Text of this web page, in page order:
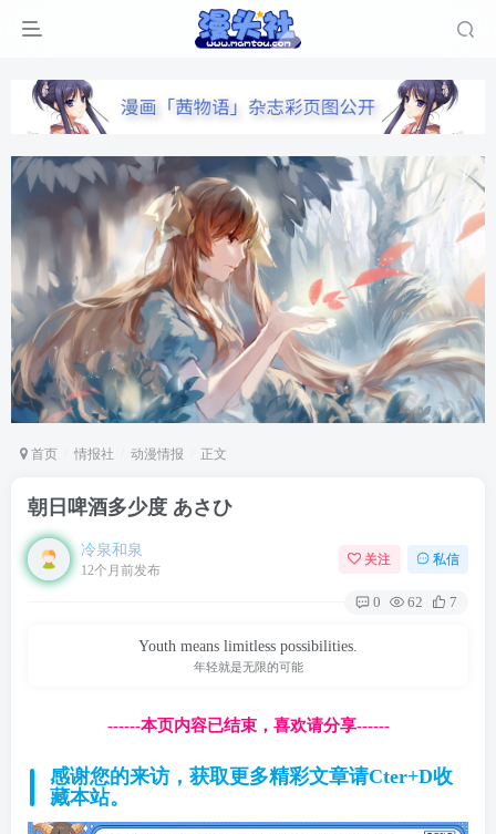
首页 情报社 动漫情报 正文
朝日啤酒多少度 あさひ
冷泉和泉
12个月前发布
关注 私信
0 62 7
Youth means limitless possibilities.
年轻就是无限的可能
------本页内容已结束，喜欢请分享------
感谢您的来访，获取更多精彩文章请Cter+D收
藏本站。